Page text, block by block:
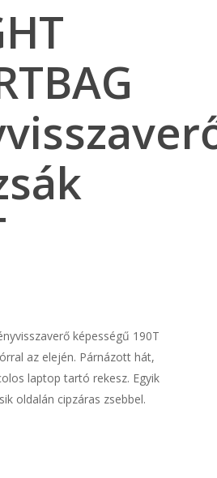
képességű 190T
az elején. Párnázott hát,
laptop tartó rekesz. Egyik
oldalán cipzáras zsebbel.